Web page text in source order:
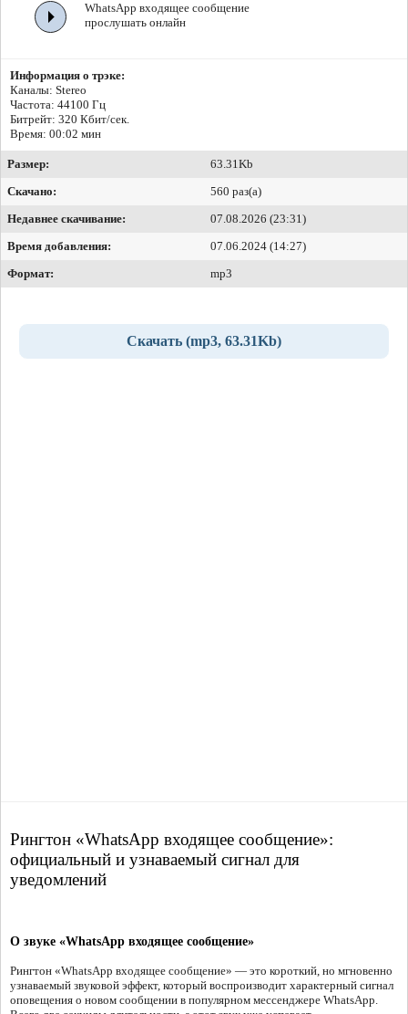
WhatsApp входящее сообщение
прослушать онлайн
Информация о трэке:
Каналы: Stereo
Частота: 44100 Гц
Битрейт: 320 Кбит/сек.
Время: 00:02 мин
Размер:
63.31Kb
Скачано:
560 раз(а)
Недавнее скачивание:
07.08.2026 (23:31)
Время добавления:
07.06.2024 (14:27)
Формат:
mp3
Скачать (mp3, 63.31Kb)
Рингтон «WhatsApp входящее сообщение»:
официальный и узнаваемый сигнал для
уведомлений
О звуке «WhatsApp входящее сообщение»
Рингтон «WhatsApp входящее сообщение» — это короткий, но мгновенно
узнаваемый звуковой эффект, который воспроизводит характерный сигнал
оповещения о новом сообщении в популярном мессенджере WhatsApp.